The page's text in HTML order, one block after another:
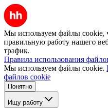
Мы используем файлы cookie,
правильную работу нашего
трафик.
Правила использования
Мы используем файлы cookie.
файлов cookie
Понятно
Ищу работу